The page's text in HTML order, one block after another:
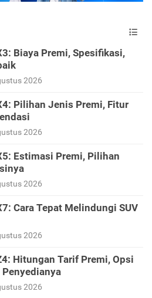
Biaya Premi, Spesifikasi,
2026
Pilihan Jenis Premi, Fitur
2026
Estimasi Premi, Pilihan
2026
Cara Tepat Melindungi SUV
2026
Hitungan Tarif Premi, Opsi
2026